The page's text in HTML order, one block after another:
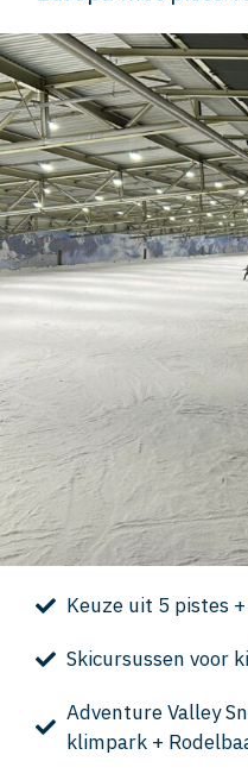
Keuze uit 5 pistes
Skicursussen voor
Adventure Valley
klimpark +